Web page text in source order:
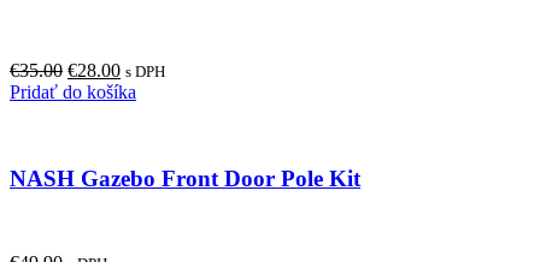
€35.00 Original
price
€28.00Current
price
s DPH
Pridať do košíka
NASH Gazebo Front Door Pole Kit